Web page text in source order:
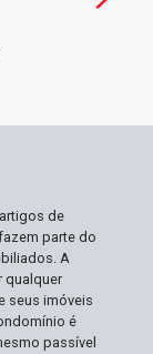
familiar.
raras
não só
em uma
de
parte do
A
qualquer
seus imóveis
é
passível